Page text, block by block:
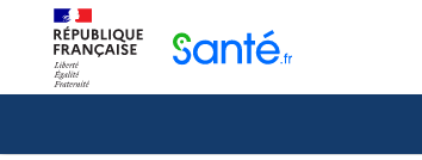
Panneau de gestion des cookies